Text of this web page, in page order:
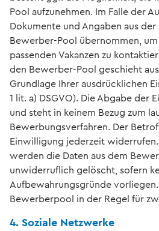
Pool aufzunehmen. Im Falle der
Dokumente und Angaben aus
Bewerber-Pool übernommen, um
passenden Vakanzen zu
den Bewerber-Pool geschieht
Grundlage Ihrer ausdrücklichen
1 lit. a) DSGVO). Die Abgabe
und steht in keinem Bezug zum
Bewerbungsverfahren. Der
Einwilligung jederzeit widerrufen.
werden die Daten aus dem
unwiderruflich gelöscht, sofern
Aufbewahrungsgründe
Bewerberpool in der Regel für
4. Soziale Netzwerke